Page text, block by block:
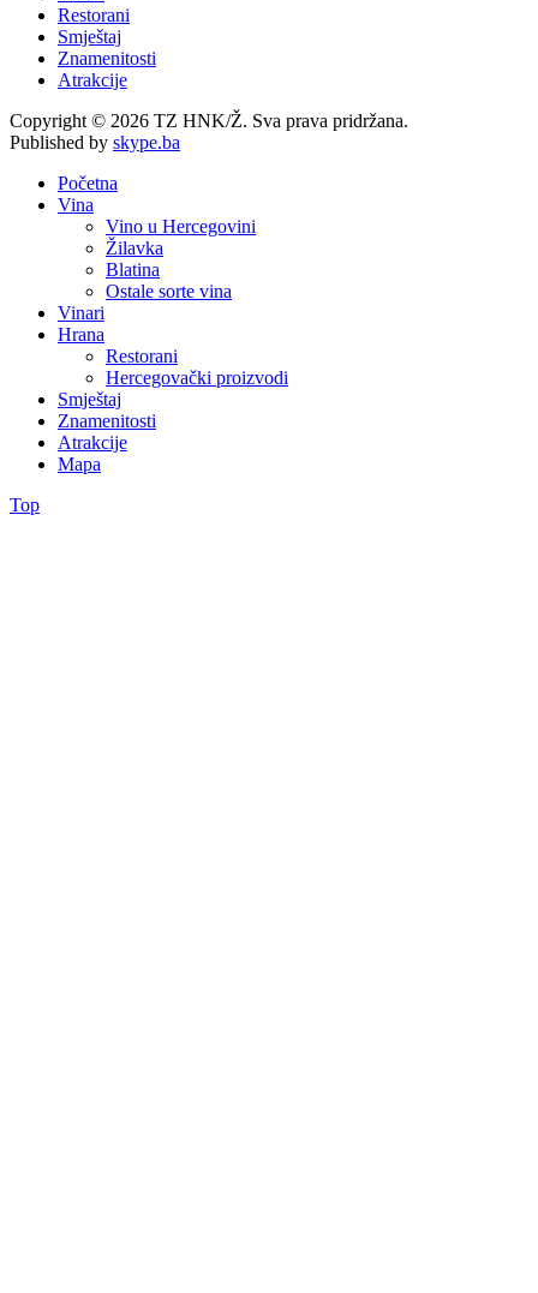
Restorani
Smještaj
Znamenitosti
Atrakcije
Copyright © 2026 TZ HNK/Ž. Sva prava pridržana.
Published by skype.ba
Početna
Vina
Vino u Hercegovini
Žilavka
Blatina
Ostale sorte vina
Vinari
Hrana
Restorani
Hercegovački proizvodi
Smještaj
Znamenitosti
Atrakcije
Mapa
Top